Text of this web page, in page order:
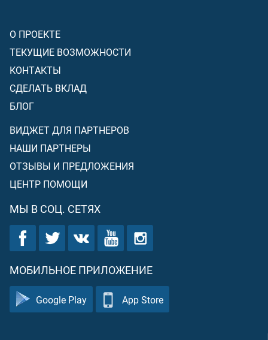
О ПРОЕКТЕ
ТЕКУЩИЕ ВОЗМОЖНОСТИ
КОНТАКТЫ
СДЕЛАТЬ ВКЛАД
БЛОГ
ВИДЖЕТ ДЛЯ ПАРТНЕРОВ
НАШИ ПАРТНЕРЫ
ОТЗЫВЫ И ПРЕДЛОЖЕНИЯ
ЦЕНТР ПОМОЩИ
МЫ В СОЦ. СЕТЯХ
МОБИЛЬНОЕ ПРИЛОЖЕНИЕ
Google Play App Store